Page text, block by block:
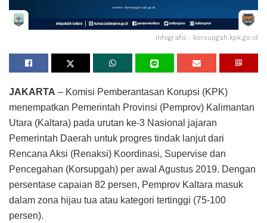
Infografis : korsupgah.kpk.go.id
JAKARTA – Komisi Pemberantasan Korupsi (KPK)
menempatkan Pemerintah Provinsi (Pemprov) Kalimantan
Utara (Kaltara) pada urutan ke-3 Nasional jajaran
Pemerintah Daerah untuk progres tindak lanjut dari
Rencana Aksi (Renaksi) Koordinasi, Supervise dan
Pencegahan (Korsupgah) per awal Agustus 2019. Dengan
persentase capaian 82 persen, Pemprov Kaltara masuk
dalam zona hijau tua atau kategori tertinggi (75-100
persen).